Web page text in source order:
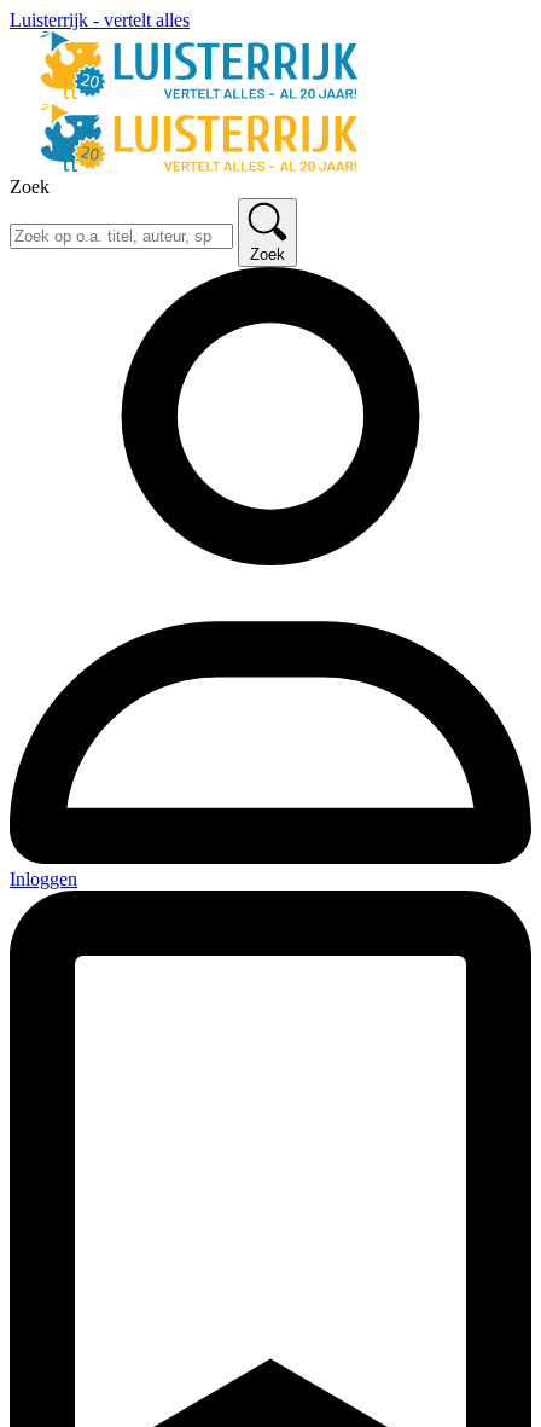
Luisterrijk - vertelt alles
Zoek
Zoek
Inloggen